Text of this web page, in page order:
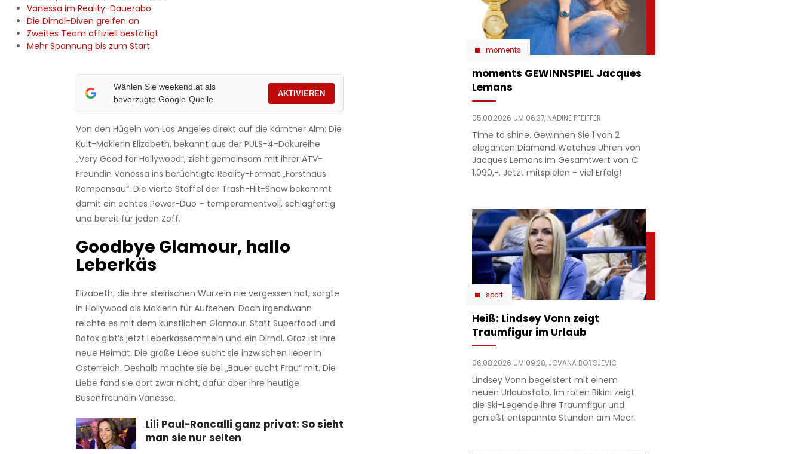
Vanessa im Reality-Dauerabo
Die Dirndl-Diven greifen an
Zweites Team offiziell bestätigt
Mehr Spannung bis zum Start
Wählen Sie weekend.at als
bevorzugte Google-Quelle
AKTIVIEREN
Von den Hügeln von Los Angeles direkt auf die Kärntner Alm: Die
Kult-Maklerin Elizabeth, bekannt aus der PULS-4-Dokureihe
„Very Good for Hollywood“, zieht gemeinsam mit ihrer ATV-
Freundin Vanessa ins berüchtigte Reality-Format „Forsthaus
Rampensau“. Die vierte Staffel der Trash-Hit-Show bekommt
damit ein echtes Power-Duo – temperamentvoll, schlagfertig
und bereit für jeden Zoff.
Goodbye Glamour, hallo
Leberkäs
Elizabeth, die ihre steirischen Wurzeln nie vergessen hat, sorgte
in Hollywood als Maklerin für Aufsehen. Doch irgendwann
reichte es mit dem künstlichen Glamour. Statt Superfood und
Botox gibt’s jetzt Leberkässemmeln und ein Dirndl. Graz ist ihre
neue Heimat. Die große Liebe sucht sie inzwischen lieber in
Österreich. Deshalb machte sie bei „Bauer sucht Frau“ mit. Die
Liebe fand sie dort zwar nicht, dafür aber ihre heutige
Busenfreundin Vanessa.
Lili Paul-Roncalli ganz privat: So sieht
man sie nur selten
moments
moments GEWINNSPIEL Jacques
Lemans
05.08.2026 UM 06:37, NADINE PFEIFFER
Time to shine. Gewinnen Sie 1 von 2
eleganten Diamond Watches Uhren von
Jacques Lemans im Gesamtwert von €
1.090,-. Jetzt mitspielen - viel Erfolg!
sport
Heiß: Lindsey Vonn zeigt
Traumfigur im Urlaub
06.08.2026 UM 09:28, JOVANA BOROJEVIC
Lindsey Vonn begeistert mit einem
neuen Urlaubsfoto. Im roten Bikini zeigt
die Ski-Legende ihre Traumfigur und
genießt entspannte Stunden am Meer.